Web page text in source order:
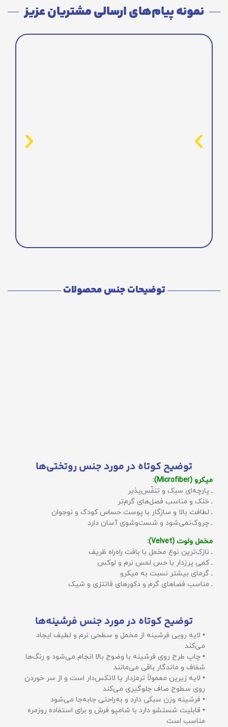
نمونه پیام‌های ارسالی مشتریان عزیز
توضیحات جنس محصولات
توضیح کوتاه در مورد جنس روتختی‌ها
میکرو (Microfiber):
ـ پارچه‌ای سبک و تنفّس‌پذیر
ـ خنک و مناسب فصل‌های گرم‌تر
ـ لطافت بالا و سازگار با پوست حساس کودک و نوجوان
ـ چروک‌نمی‌شود و شست‌وشوی آسان دارد
مخمل ولوت (Velvet):
ـ نازک‌ترین نوع مخمل با بافت راه‌راه ظریف
ـ کمی پرزدار با حس لمس نرم و لوکس
ـ گرمای بیشتر نسبت به میکرو
ـ مناسب فضاهای گرم و دکورهای فانتزی و شیک
توضیح کوتاه در مورد جنس فرشینه‌ها
• لایه رویی فرشینه از مخمل و سطحی نرم و لطیف ایجاد
می‌کند
• چاپ طرح روی فرشینه با وضوح بالا انجام می‌شود و رنگ‌ها
شفاف و ماندگار باقی می‌مانند
• لایه زیرین معمولاً ترمزدار یا لاتکس‌دار است و از سر خوردن
روی سطوح صاف جلوگیری می‌کند
• فرشینه وزن سبکی دارد و به‌راحتی جابه‌جا می‌شود
• قابلیت شستشو دارد با شامپو فرش و برای استفاده روزمره
مناسب است